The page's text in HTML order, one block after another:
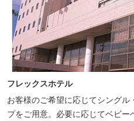
フレックスホテル
お客様のご希望に応じてシング
プをご用意。必要に応じてベビ